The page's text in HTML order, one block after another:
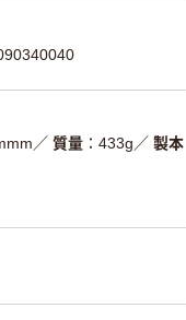
／ 質量 433g ／ 製本